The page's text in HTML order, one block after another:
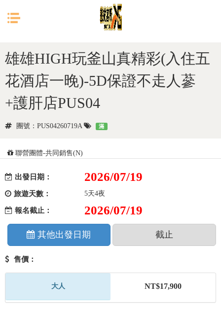
目前位置： 釜山
雄雄HIGH玩釜山真精彩(入住五
花酒店一晚)-5D保證不走人蔘
+護肝店PUS04
團號：PUS04260719A 滿
聯營團體-共同銷售(N)
出發日期： 2026/07/19
旅遊天數： 5天4夜
報名截止： 2026/07/19
其他出發日期 截止
售價：
大人 NT$17,900